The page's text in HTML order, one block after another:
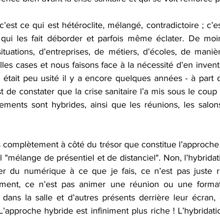
ce qui est hétéroclite, mélangé, contradictoire ;
les fait déborder et parfois même éclater. De
d’entreprises, de métiers, d’écoles, de
cases et nous faisons face à la nécessité d’en
peu usité il y a encore quelques années - à part
de constater que la crise sanitaire l’a mis sous le
sont hybrides, ainsi que les réunions, les
complètement à côté du trésor que constitue
"mélange de présentiel et de distanciel". Non,
du numérique à ce que je fais, ce n’est pas juste
ce n’est pas animer une réunion ou une
dans la salle et d’autres présents derrière leur écran,
hybride est infiniment plus riche !